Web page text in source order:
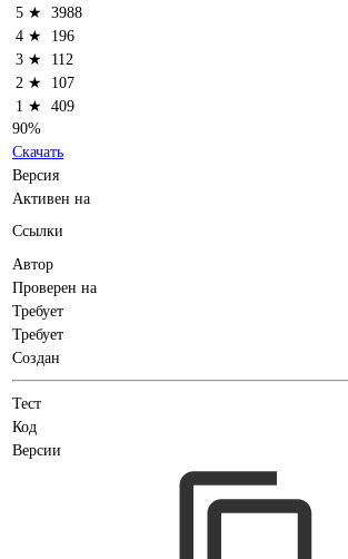
5 ★ 3988
4 ★
196
3 ★
112
2 ★
107
1 ★ 409
90%
Скачать
Версия
Активен на
Ссылки
Автор
Проверен на
Требует
Требует
Создан
Тест
Код
Версии